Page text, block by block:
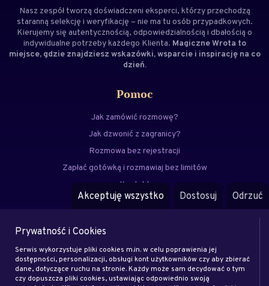
Nasz zespół tworzą doświadczeni eksperci, którzy przechodzą
staranną selekcję i weryfikację – nie ma tu osób przypadkowych.
Kierujemy się autentycznością, odpowiedzialnością i dbałością o
indywidualne potrzeby każdego Klienta. Magiczne Wrota to
miejsce, gdzie znajdziesz wskazówki, wsparcie i inspirację na co
dzień.
Pomoc
Jak zamówić rozmowę?
Jak dzwonić z zagranicy?
Rozmowa bez rejestracji
Zapłać gotówką i rozmawiaj bez limitów
Kontakt
FAQ
Eksperci
Zostań klientem
Akceptuję wszystko Dostosuj Odrzuć
Prywatność i Cookies
Serwis wykorzystuje pliki cookies m.in. w celu poprawienia jej
dostępności, personalizacji, obsługi kont użytkowników czy aby zbierać
dane, dotyczące ruchu na stronie. Każdy może sam decydować o tym
czy dopuszcza pliki cookies, ustawiając odpowiednio swoją